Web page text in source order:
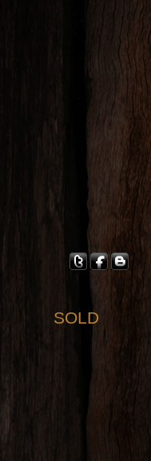
SOLD